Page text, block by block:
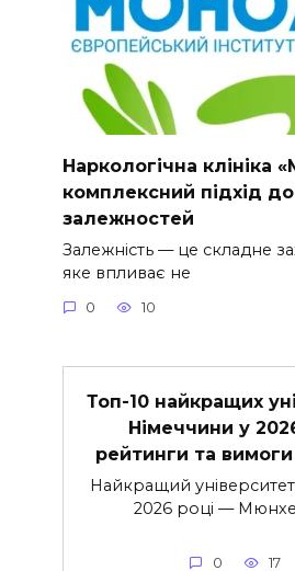
Наркологічна клініка
комплексний підхід
залежностей
Залежність — це складне
яке впливає не
0 10
Топ-10 найкращих
Німеччини у
рейтинги та
Найкращий
2026 році —
0 17